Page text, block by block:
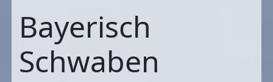
Bayerisch
Schwaben